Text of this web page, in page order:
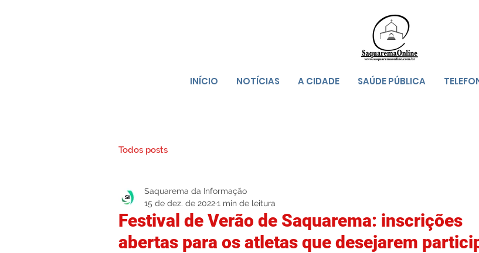
INÍCIO NOTÍCIAS A CIDADE SAÚDE PÚBLICA
Todos posts
Festival de Verão de Saquarema: inscrições
abertas para os atletas que desejarem
Saquarema da Informação
15 de dez. de 20221 min de leitura